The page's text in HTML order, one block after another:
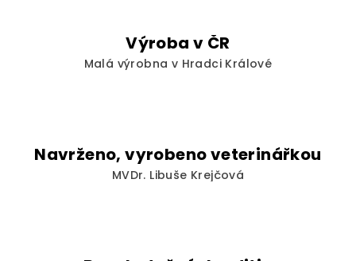
Výroba v ČR
Malá výrobna v Hradci Králové
Navrženo, vyrobeno veterinářkou
MVDr. Libuše Krejčová